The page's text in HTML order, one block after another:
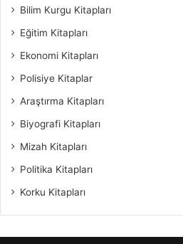
Bilim Kurgu Kitapları
Eğitim Kitapları
Ekonomi Kitapları
Polisiye Kitaplar
Araştırma Kitapları
Biyografi Kitapları
Mizah Kitapları
Politika Kitapları
Korku Kitapları